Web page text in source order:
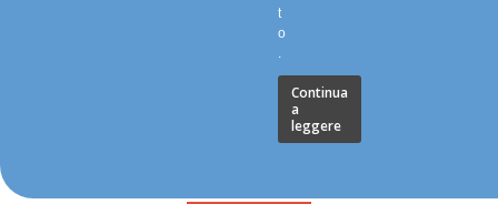
t
o
.
Continua
a
leggere